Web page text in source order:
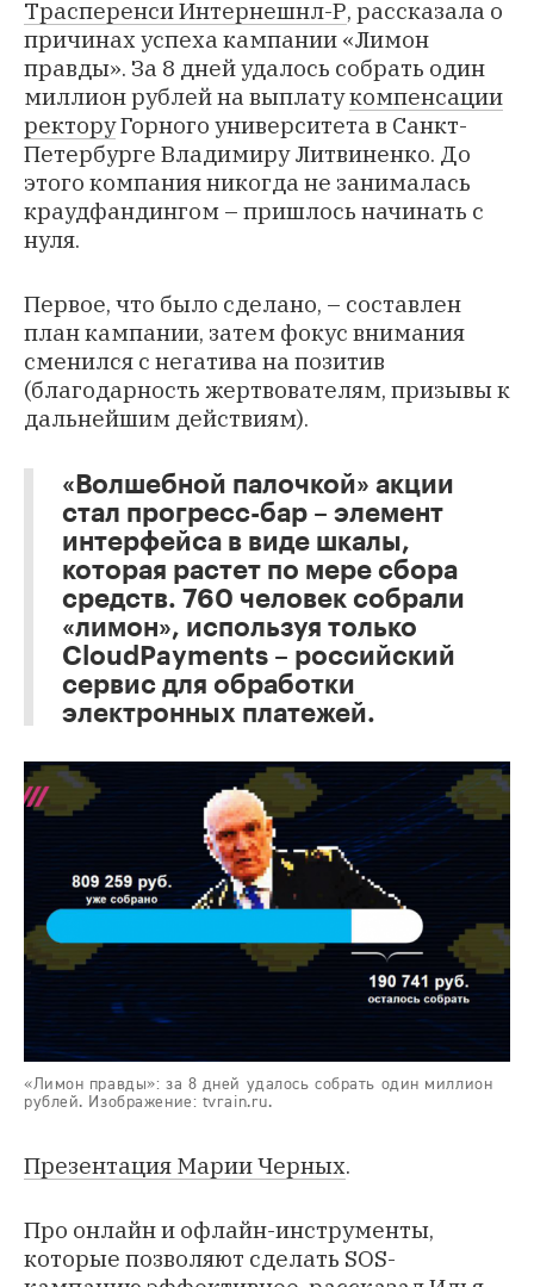
Трасперенси Интернешнл-Р, рассказала о
причинах успеха кампании «Лимон
правды». За 8 дней удалось собрать один
миллион рублей на выплатукомпенсации
ректоруГорного университета в Санкт-
Петербурге Владимиру Литвиненко. До
этого компания никогда не занималась
краудфандингом – пришлось начинать с
нуля.
Первое, что было сделано, – составлен
план кампании, затем фокус внимания
сменился с негатива на позитив
(благодарность жертвователям, призывы к
дальнейшим действиям).
«Волшебной палочкой» акции
стал прогресс-бар – элемент
интерфейса в виде шкалы,
которая растет по мере сбора
средств. 760 человек собрали
«лимон», используя только
CloudPayments – российский
сервис для обработки
электронных платежей.
«Лимон правды»: за 8 дней удалось собрать один миллион
рублей. Изображение: tvrain.ru.
Презентация Марии Черных.
Про онлайн и офлайн-инструменты,
которые позволяют сделать SOS-